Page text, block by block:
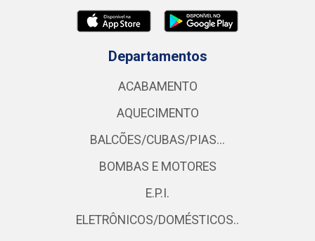
Departamentos
ACABAMENTO
AQUECIMENTO
BALCÕES/CUBAS/PIAS...
BOMBAS E MOTORES
E.P.I.
ELETRÔNICOS/DOMÉSTICOS..